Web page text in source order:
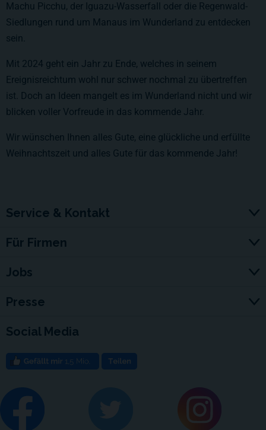
Machu Picchu, der Iguazu-Wasserfall oder die Regenwald-
Siedlungen rund um Manaus im Wunderland zu entdecken
sein.
Mit 2024 geht ein Jahr zu Ende, welches in seinem
Ereignisreichtum wohl nur schwer nochmal zu übertreffen
ist. Doch an Ideen mangelt es im Wunderland nicht und wir
blicken voller Vorfreude in das kommende Jahr.
Wir wünschen Ihnen alles Gute, eine glückliche und erfüllte
Weihnachtszeit und alles Gute für das kommende Jahr!
Service & Kontakt
Für Firmen
Jobs
Presse
Social Media